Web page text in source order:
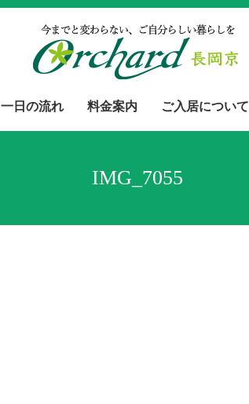
一日の流れ 料金案内 ご入居について
IMG_7055